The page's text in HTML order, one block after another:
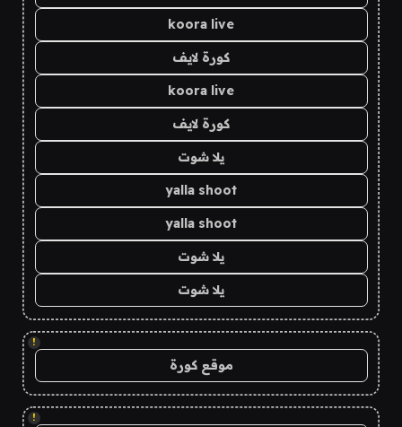
koora live
كورة لايف
koora live
كورة لايف
يلا شوت
yalla shoot
yalla shoot
يلا شوت
يلا شوت
!
موقع كورة
!